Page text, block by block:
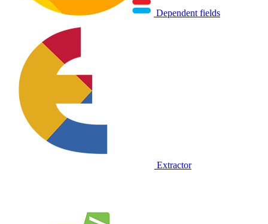
Dependent fields
Extractor